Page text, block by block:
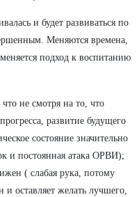
и будет развиваться по
Меняются времена,
подход к воспитанию
не смотря на то, что
развитие будущего
состояние значительно
и постоянная атака ОРВИ);
( слабая рука, потому
и оставляет желать лучшего,